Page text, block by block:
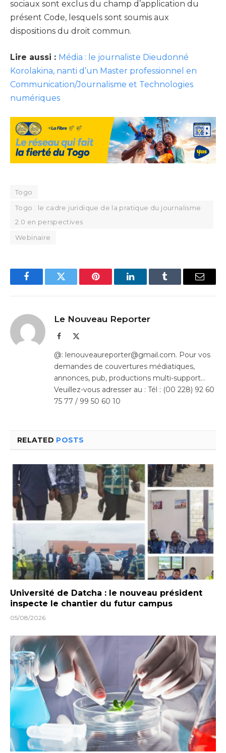
sociaux sont exclus du champ d’application du
présent Code, lesquels sont soumis aux
dispositions du droit commun.
Lire aussi : Média : le journaliste Dieudonné
Korolakina, nanti d’un Master professionnel en
Communication/Journalisme et Technologies
numériques
Togo
Togo : le cadre juridique de la pratique du journalisme
2.0 en perspectives
Webinaire
FacebookTwitter Pinterest LinkedInTumblr Email
Le Nouveau Reporter
Facebook
@: lenouveaureporter@gmail.com. Pour vos
demandes de couvertures médiatiques,
annonces, pub, productions multi-support…
Veuillez-vous adresser au : Tél : (00 228) 92 60
75 77 / 99 50 60 10
RELATED POSTS
Université de Datcha : le nouveau président
inspecte le chantier du futur campus
05/08/2026